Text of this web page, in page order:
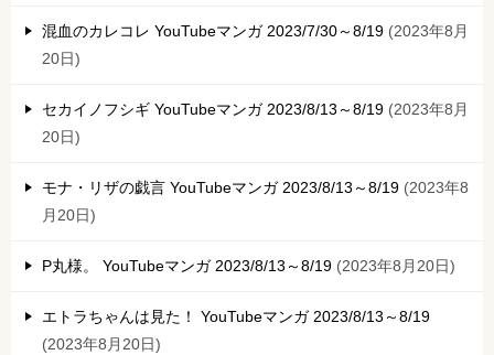
混血のカレコレ YouTubeマンガ 2023/7/30～8/19 2023年8月
20日
セカイノフシギ YouTubeマンガ 2023/8/13～8/19 2023年8月
20日
モナ・リザの戯言 YouTubeマンガ 2023/8/13～8/19 2023年8
月20日
P丸様。 YouTubeマンガ 2023/8/13～8/19 2023年8月20日
エトラちゃんは見た！ YouTubeマンガ 2023/8/13～8/19
2023年8月20日